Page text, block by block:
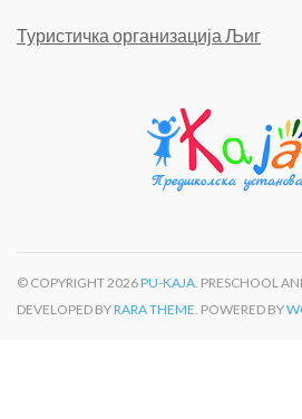
Туристичка организација Љиг
© COPYRIGHT 2026PU-KAJA . PRESCHOOL
DEVELOPED BYRARA THEME . POWERED BY